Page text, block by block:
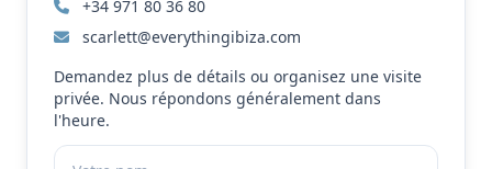
+34 971 80 36 80
scarlett@everythingibiza.com
Demandez plus de détails ou organisez une visite
privée. Nous répondons généralement dans
l'heure.